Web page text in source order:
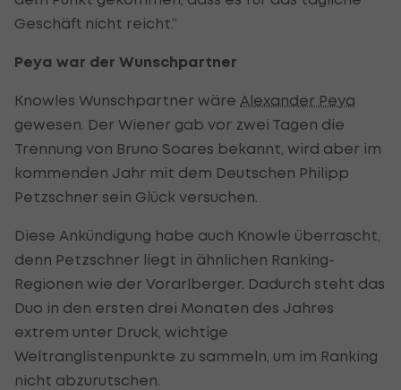
Geschäft nicht reicht.“
Peya war der Wunschpartner
Knowles Wunschpartner wäre Alexander Peya
gewesen. Der Wiener gab vor zwei Tagen die
Trennung von Bruno Soares bekannt, wird aber im
kommenden Jahr mit dem Deutschen Philipp
Petzschner sein Glück versuchen.
Diese Ankündigung habe auch Knowle überrascht,
denn Petzschner liegt in ähnlichen Ranking-
Regionen wie der Vorarlberger. Dadurch steht das
Duo in den ersten drei Monaten des Jahres
extrem unter Druck, wichtige
Weltranglistenpunkte zu sammeln, um im Ranking
nicht abzurutschen.